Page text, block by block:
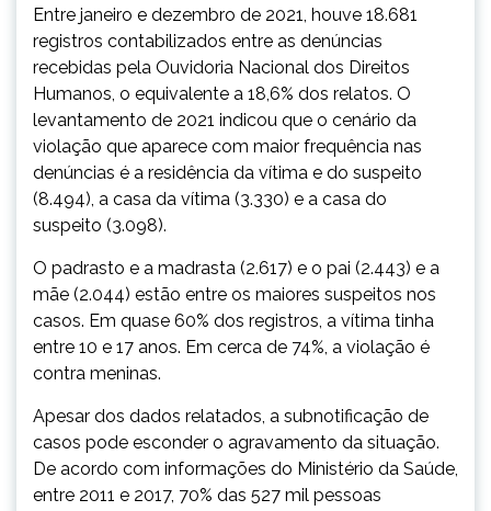
Entre janeiro e dezembro de 2021, houve 18.681
registros contabilizados entre as denúncias
recebidas pela Ouvidoria Nacional dos Direitos
Humanos, o equivalente a 18,6% dos relatos. O
levantamento de 2021 indicou que o cenário da
violação que aparece com maior frequência nas
denúncias é a residência da vítima e do suspeito
(8.494), a casa da vítima (3.330) e a casa do
suspeito (3.098).
O padrasto e a madrasta (2.617) e o pai (2.443) e a
mãe (2.044) estão entre os maiores suspeitos nos
casos. Em quase 60% dos registros, a vítima tinha
entre 10 e 17 anos. Em cerca de 74%, a violação é
contra meninas.
Apesar dos dados relatados, a subnotificação de
casos pode esconder o agravamento da situação.
De acordo com informações do Ministério da Saúde,
entre 2011 e 2017, 70% das 527 mil pessoas